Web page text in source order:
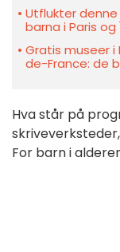
Utflukter
barna i Paris
Gratis museer
de-France: de
Hva står på
For barn i